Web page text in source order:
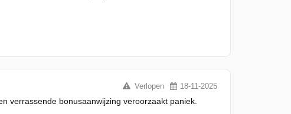
Verlopen 18-11-2025
verrassende bonusaanwijzing veroorzaakt paniek.